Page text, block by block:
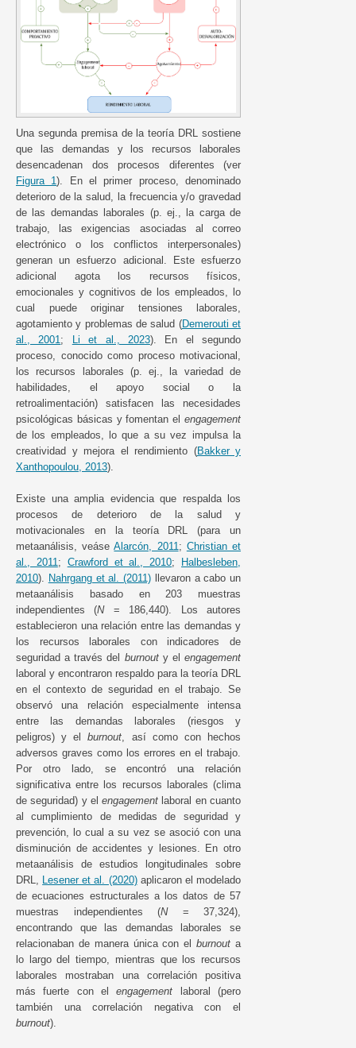
Una segunda premisa de la teoría DRL sostiene
que las demandas y los recursos laborales
desencadenan dos procesos diferentes (ver
Figura 1). En el primer proceso, denominado
deterioro de la salud, la frecuencia y/o gravedad
de las demandas laborales (p. ej., la carga de
trabajo, las exigencias asociadas al correo
electrónico o los conflictos interpersonales)
generan un esfuerzo adicional. Este esfuerzo
adicional agota los recursos físicos,
emocionales y cognitivos de los empleados, lo
cual puede originar tensiones laborales,
agotamiento y problemas de salud (Demerouti et
al., 2001; Li et al., 2023). En el segundo
proceso, conocido como proceso motivacional,
los recursos laborales (p. ej., la variedad de
habilidades, el apoyo social o la
retroalimentación) satisfacen las necesidades
psicológicas básicas y fomentan el engagement
de los empleados, lo que a su vez impulsa la
creatividad y mejora el rendimiento (Bakker y
Xanthopoulou, 2013).
Existe una amplia evidencia que respalda los
procesos de deterioro de la salud y
motivacionales en la teoría DRL (para un
metaanálisis, veáseAlarcón, 2011; Christian et
al., 2011; Crawford et al., 2010;
Halbesleben,
2010). Nahrgang et al. (2011) llevaron a cabo un
metaanálisis basado en 203 muestras
independientes (N= 186,440). Los autores
establecieron una relación entre las demandas y
los recursos laborales con indicadores de
seguridad a través del burnouty elengagement
laboral y encontraron respaldo para la teoría DRL
en el contexto de seguridad en el trabajo. Se
observó una relación especialmente intensa
entre las demandas laborales (riesgos y
peligros) y elburnout, así como con hechos
adversos graves como los errores en el trabajo.
Por otro lado, se encontró una relación
significativa entre los recursos laborales (clima
de seguridad) y elengagement laboral en cuanto
al cumplimiento de medidas de seguridad y
prevención, lo cual a su vez se asoció con una
disminución de accidentes y lesiones. En otro
metaanálisis de estudios longitudinales sobre
DRL, Lesener et al. (2020)aplicaron el modelado
de ecuaciones estructurales a los datos de 57
muestras independientes (N= 37,324),
encontrando que las demandas laborales se
relacionaban de manera única con elburnout a
lo largo del tiempo, mientras que los recursos
laborales mostraban una correlación positiva
más fuerte con elengagement laboral (pero
también una correlación negativa con el
burnout).